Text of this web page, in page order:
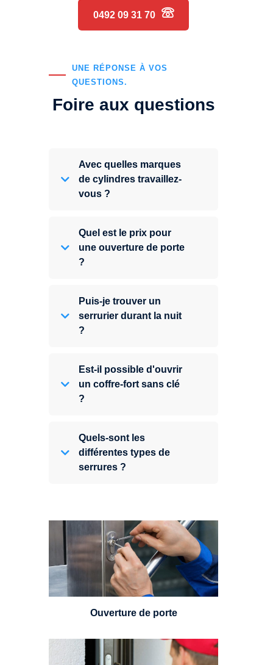
0492 09 31 70
UNE RÉPONSE À VOS
QUESTIONS.
Foire aux questions
Avec quelles marques
de cylindres travaillez-
vous ?
Quel est le prix pour
une ouverture de porte
?
Puis-je trouver un
serrurier durant la nuit
?
Est-il possible d'ouvrir
un coffre-fort sans clé
?
Quels-sont les
différentes types de
serrures ?
Vous avez perdu vos clés ou la
porte s'est refermée derrière vous
? Un serrurier est disponible
24h/7.
Ouverture de porte
Un serrurier sera en mesure de